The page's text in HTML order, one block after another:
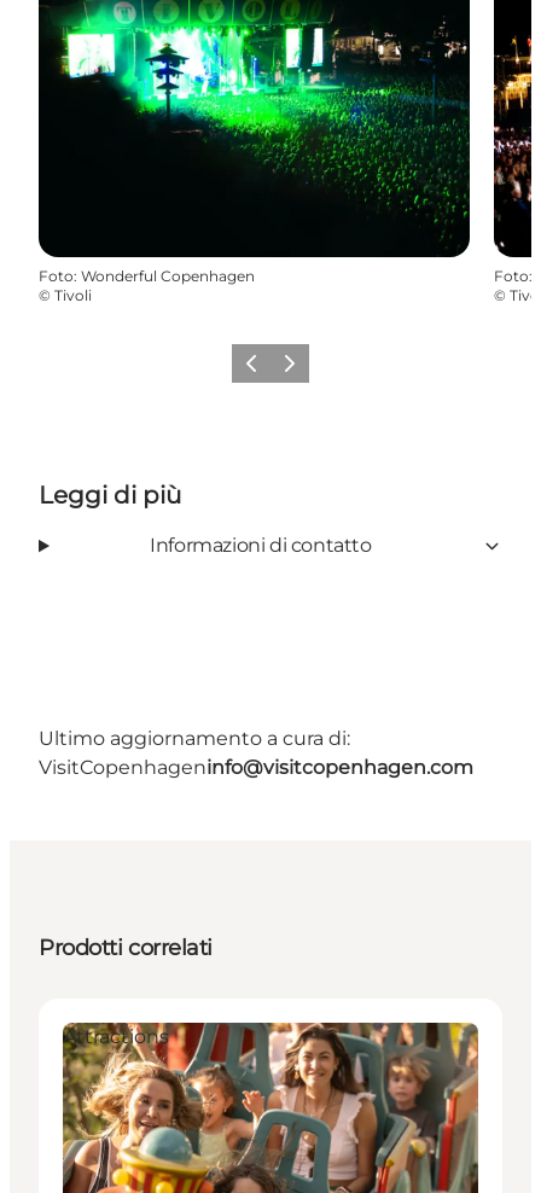
Foto: Wonderful Copenhagen
© Tivoli
Foto:
©
Precedente
Avanti
Leggi di più
Informazioni di contatto
Ultimo aggiornamento a cura di:
VisitCopenhageninfo@visitcopenhagen.com
Prodotti correlati
Attractions